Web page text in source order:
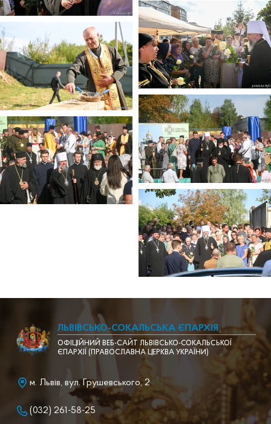
ЛЬВІВСЬКО-СОКАЛЬСЬКА ЄПАРХІЯ
ОФІЦІЙНИЙ ВЕБ-САЙТ ЛЬВІВСЬКО-СОКАЛЬСЬКОЇ
ЄПАРХІЇ (ПРАВОСЛАВНА ЦЕРКВА УКРАЇНИ)
м. Львів, вул. Грушевського, 2
(032) 261-58-25